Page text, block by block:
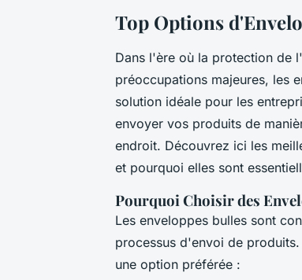
Top Options
Dans l'ère où la protection de
préoccupations majeures, les
solution idéale pour les
envoyer vos produits de
endroit. Découvrez ici les
et pourquoi elles sont
Pourquoi Choisir des
Les enveloppes bulles sont
processus d'envoi de
une option préférée :